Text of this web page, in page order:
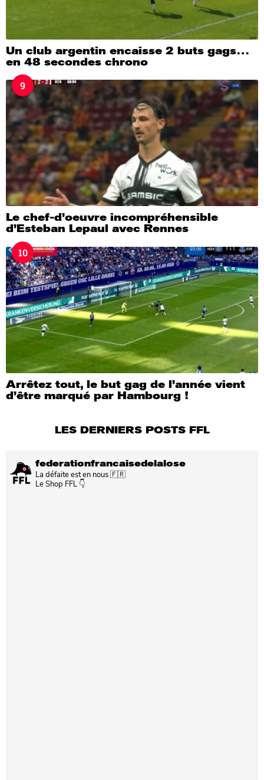
Un club argentin encaisse 2 buts gags…
en 48 secondes chrono
9
Le chef-d’oeuvre incompréhensible
d’Esteban Lepaul avec Rennes
10
Arrêtez tout, le but gag de l’année vient
d’être marqué par Hambourg !
LES DERNIERS POSTS FFL
federationfrancaisedelalose
La défaite est en nous 🇫🇷
Le Shop FFL 👇